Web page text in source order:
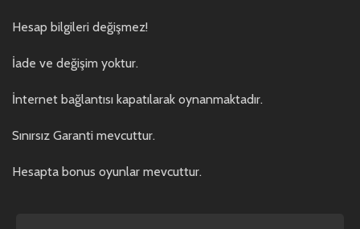
Hesap bilgileri değişmez!
İade ve değişim yoktur.
İnternet bağlantısı kapatılarak oynanmaktadır.
Sınırsız Garanti mevcuttur.
Hesapta bonus oyunlar mevcuttur.